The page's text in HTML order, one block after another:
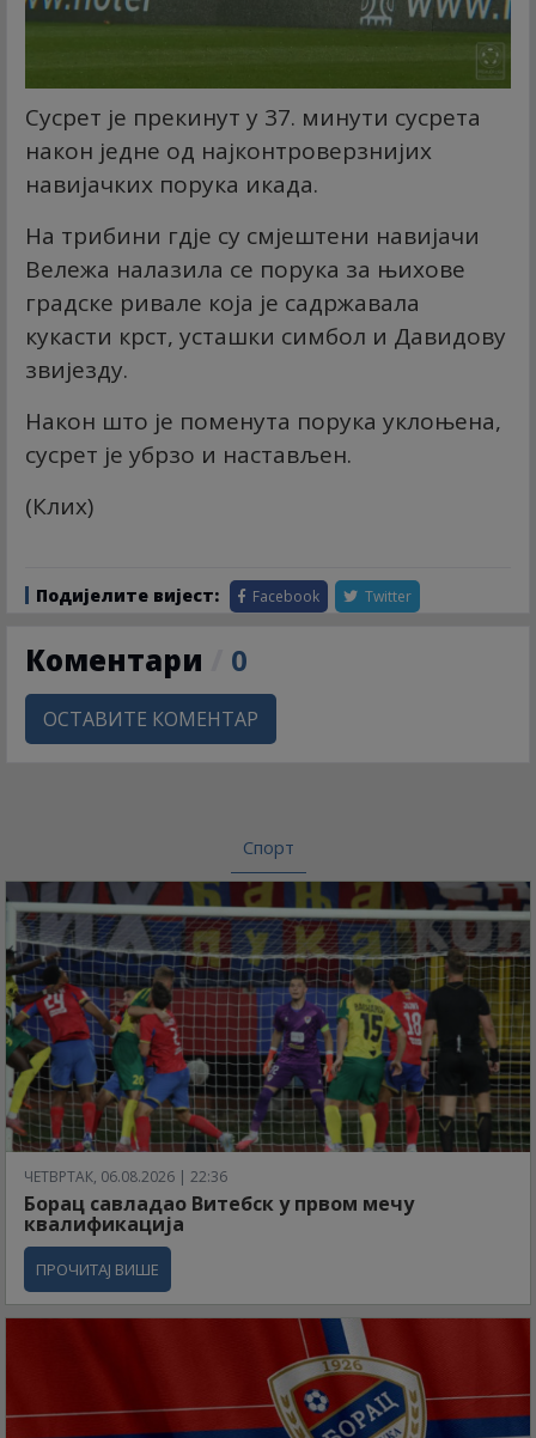
Сусрет је прекинут у 37. минути сусрета
након једне од најконтроверзнијих
навијачких порука икада.
На трибини гдје су смјештени навијачи
Вележа налазила се порука за њихове
градске ривале која је садржавала
кукасти крст, усташки симбол и Давидову
звијезду.
Након што је поменута порука уклоњена,
сусрет је убрзо и настављен.
(Клиx)
Подијелите вијест: Facebook Twitter
Коментари 0
ОСТАВИТЕ КОМЕНТАР
Спорт
ЧЕТВРТАК, 06.08.2026 | 22:36
Борац савладао Витебск у првом мечу
квалификација
ПРОЧИТАЈ ВИШЕ